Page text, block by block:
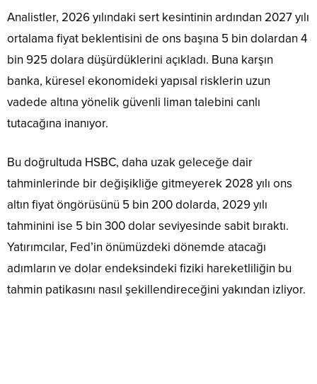
Analistler, 2026 yılındaki sert kesintinin ardından 2027 yılı
ortalama fiyat beklentisini de ons başına 5 bin dolardan 4
bin 925 dolara düşürdüklerini açıkladı. Buna karşın
banka, küresel ekonomideki yapısal risklerin uzun
vadede altına yönelik güvenli liman talebini canlı
tutacağına inanıyor.
Bu doğrultuda HSBC, daha uzak geleceğe dair
tahminlerinde bir değişikliğe gitmeyerek 2028 yılı ons
altın fiyat öngörüsünü 5 bin 200 dolarda, 2029 yılı
tahminini ise 5 bin 300 dolar seviyesinde sabit bıraktı.
Yatırımcılar, Fed’in önümüzdeki dönemde atacağı
adımların ve dolar endeksindeki fiziki hareketliliğin bu
tahmin patikasını nasıl şekillendireceğini yakından izliyor.